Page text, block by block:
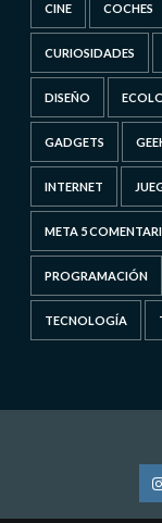
CINE COCHES
CURIOSIDADES
DISEÑO
GADGETS
INTERNET
META 5
PROGRAMACIÓN
TECNOLOGÍA